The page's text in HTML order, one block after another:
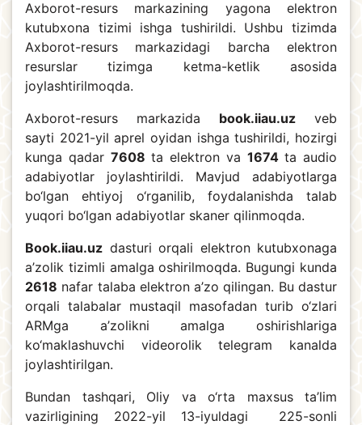
Axborot-resurs markazining yagona elektron
kutubxona tizimi ishga tushirildi. Ushbu tizimda
Axborot-resurs markazidagi barcha elektron
resurslar tizimga ketma-ketlik asosida
joylashtirilmoqda.
Axborot-resurs markazida book.iiau.uz veb
sayti 2021-yil aprel oyidan ishga tushirildi, hozirgi
kunga qadar 7608 ta elektron va 1674ta audio
adabiyotlar joylashtirildi. Mavjud adabiyotlarga
bo‘lgan ehtiyoj o‘rganilib, foydalanishda talab
yuqori bo‘lgan adabiyotlar skaner qilinmoqda.
Book.iiau.uz dasturi orqali elektron kutubxonaga
a’zolik tizimli amalga oshirilmoqda. Bugungi kunda
2618 nafar talaba elektron a’zo qilingan. Bu dastur
orqali talabalar mustaqil masofadan turib o‘zlari
ARMga a’zolikni amalga oshirishlariga
ko‘maklashuvchi videorolik telegram kanalda
joylashtirilgan.
Bundan tashqari, Oliy va o‘rta maxsus ta’lim
vazirligining 2022-yil 13-iyuldagi 225-sonli